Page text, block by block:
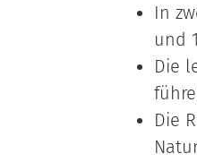
In
und
Die
Die